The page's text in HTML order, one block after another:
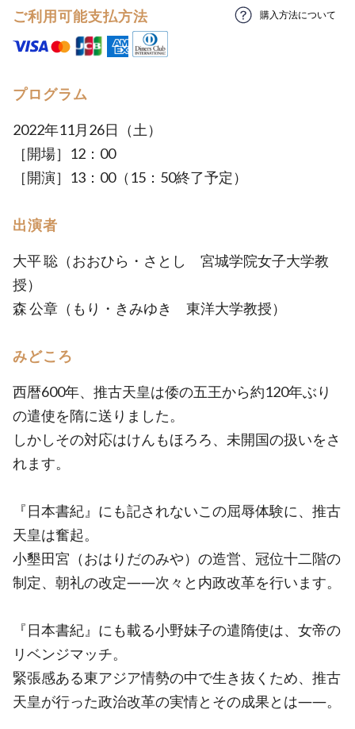
ご利用可能支払方法 購入方法について
プログラム
2022年11月26日（土）
［開場］12：00
［開演］13：00（15：50終了予定）
出演者
大平 聡（おおひら・さとし 宮城学院女子大学教
授）
森 公章（もり・きみゆき 東洋大学教授）
みどころ
西暦600年、推古天皇は倭の五王から約120年ぶり
の遣使を隋に送りました。
しかしその対応はけんもほろろ、未開国の扱いをさ
れます。
『日本書紀』にも記されないこの屈辱体験に、推古
天皇は奮起。
小墾田宮（おはりだのみや）の造営、冠位十二階の
制定、朝礼の改定――次々と内政改革を行います。
『日本書紀』にも載る小野妹子の遣隋使は、女帝の
リベンジマッチ。
緊張感ある東アジア情勢の中で生き抜くため、推古
天皇が行った政治改革の実情とその成果とは――。